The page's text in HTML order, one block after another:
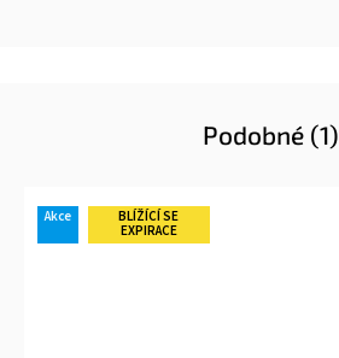
Podobné (1)
Akce
BLÍŽÍCÍ SE
EXPIRACE